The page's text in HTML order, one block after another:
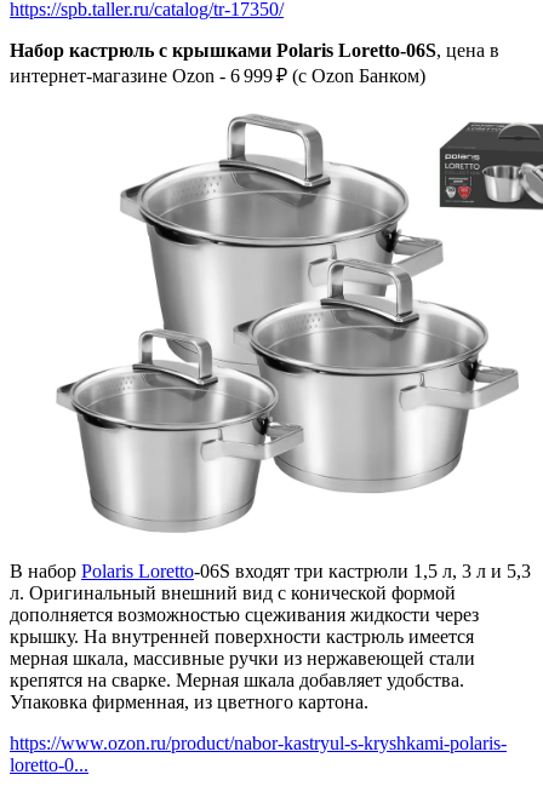
https://spb.taller.ru/catalog/tr-17350/
Набор кастрюль с крышками Polaris Loretto-06S, цена в
интернет-магазине Ozon - 6 999 ₽ (c Ozon Банком)
В набор Polaris Loretto-06S входят три кастрюли 1,5 л, 3 л и 5,3
л. Оригинальный внешний вид с конической формой
дополняется возможностью сцеживания жидкости через
крышку. На внутренней поверхности кастрюль имеется
мерная шкала, массивные ручки из нержавеющей стали
крепятся на сварке. Мерная шкала добавляет удобства.
Упаковка фирменная, из цветного картона.
https://www.ozon.ru/product/nabor-kastryul-s-kryshkami-polaris-
loretto-0...